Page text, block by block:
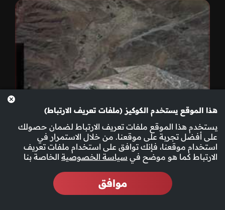
هذا الموقع يستخدم الكوكيز (ملفات تعريف الارتباط)
يستخدم هذا الموقع ملفات تعريف الارتباط لضمان حصولك
على أفضل تجربة على موقعنا. من خلال الاستمرار في
استخدام موقعنا، فإنك توافق على استخدام ملفات تعريف
الارتباط كما هو موضح في سياسة الخصوصية الخاصة بنا
موافق